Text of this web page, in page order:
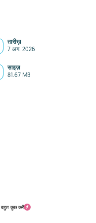
तारीख़
7 अग. 2026
साइज़
81.67 MB
बहुत कुछ करें